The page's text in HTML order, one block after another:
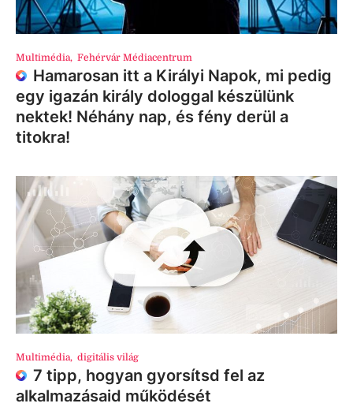
Multimédia, Fehérvár Médiacentrum
Hamarosan itt a Királyi Napok, mi pedig
egy igazán király dologgal készülünk
nektek! Néhány nap, és fény derül a
titokra!
Multimédia, digitális világ
7 tipp, hogyan gyorsítsd fel az
alkalmazásaid működését